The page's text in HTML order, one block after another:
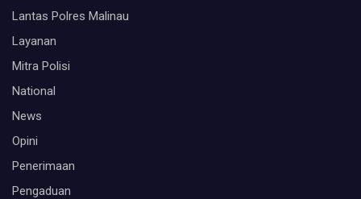
Lantas Polres Malinau
Layanan
Mitra Polisi
National
News
Opini
Penerimaan
Pengaduan